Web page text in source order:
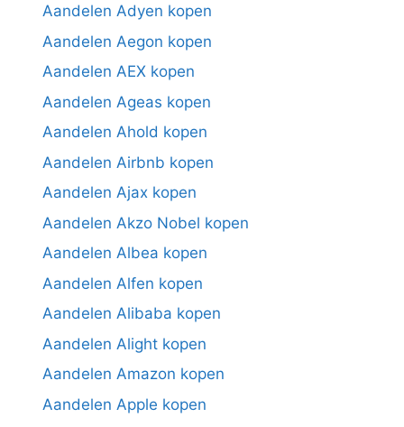
Aandelen Adyen kopen
Aandelen Aegon kopen
Aandelen AEX kopen
Aandelen Ageas kopen
Aandelen Ahold kopen
Aandelen Airbnb kopen
Aandelen Ajax kopen
Aandelen Akzo Nobel kopen
Aandelen Albea kopen
Aandelen Alfen kopen
Aandelen Alibaba kopen
Aandelen Alight kopen
Aandelen Amazon kopen
Aandelen Apple kopen